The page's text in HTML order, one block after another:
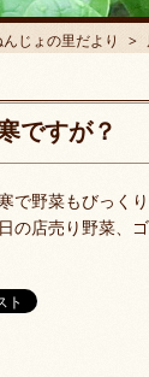
んじょの里だより
ですが？
で野菜もびっく
の店売り野菜、